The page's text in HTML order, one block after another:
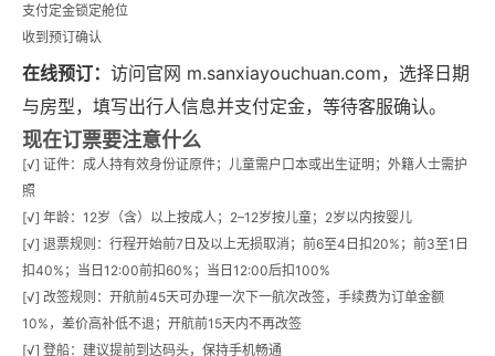
支付定金锁定舱位
收到预订确认
在线预订： 访问官网 m.sanxiayouchuan.com，选择日期
与房型，填写出行人信息并支付定金，等待客服确认。
现在订票要注意什么
[√] 证件：成人持有效身份证原件；儿童需户口本或出生证明；外籍人士需护
照
[√] 年龄：12岁（含）以上按成人；2–12岁按儿童；2岁以内按婴儿
[√] 退票规则：行程开始前7日及以上无损取消；前6至4日扣20%；前3至1日
扣40%；当日12:00前扣60%；当日12:00后扣100%
[√] 改签规则：开航前45天可办理一次下一航次改签，手续费为订单金额
10%，差价高补低不退；开航前15天内不再改签
[√] 登船：建议提前到达码头，保持手机畅通